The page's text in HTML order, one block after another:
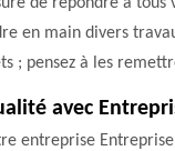
en main divers
; pensez à les
avec
entreprise